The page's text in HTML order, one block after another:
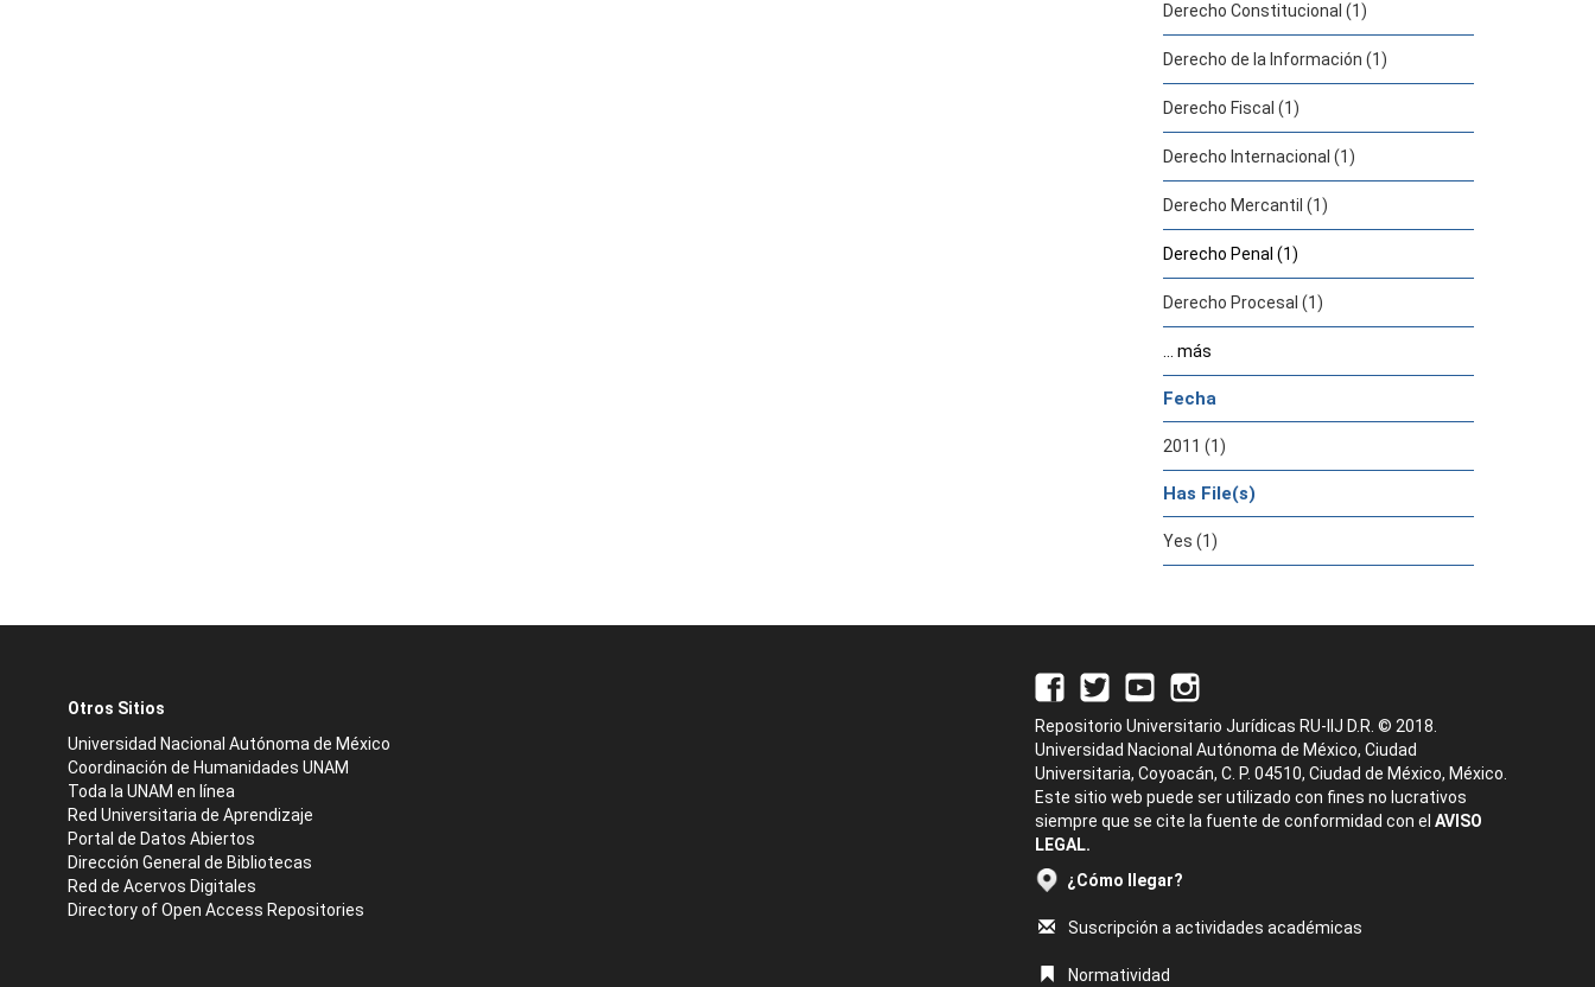
Derecho Constitucional (1)
Derecho de la Información (1)
Derecho Fiscal (1)
Derecho Internacional (1)
Derecho Mercantil (1)
Derecho Penal (1)
Derecho Procesal (1)
... más
Fecha
2011 (1)
Has File(s)
Yes (1)
Otros Sitios
Universidad Nacional Autónoma de México
Coordinación de Humanidades UNAM
Toda la UNAM en línea
Red Universitaria de Aprendizaje
Portal de Datos Abiertos
Dirección General de Bibliotecas
Red de Acervos Digitales
Directory of Open Access Repositories
Repositorio Universitario Jurídicas RU-IIJ D.R. © 2018.
Universidad Nacional Autónoma de México, Ciudad
Universitaria, Coyoacán, C. P. 04510, Ciudad de México, México.
Este sitio web puede ser utilizado con fines no lucrativos
siempre que se cite la fuente de conformidad con el AVISO
LEGAL.
¿Cómo llegar?
Suscripción a actividades académicas
Normatividad